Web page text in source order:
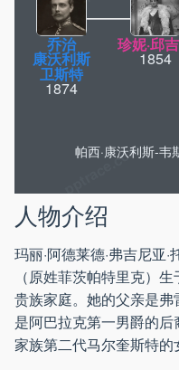
乔治
康沃利斯
卫斯特
1874
珍妮·邱
1854
帕西·康沃利斯-韦
人物介绍
玛丽·阿德莱德·弗吉尼亚
（原姓菲茨帕特里克）
贵族家庭。她的父亲是弗
是阿巴拉克第一男爵的后
家族第二代马尔奎斯特的